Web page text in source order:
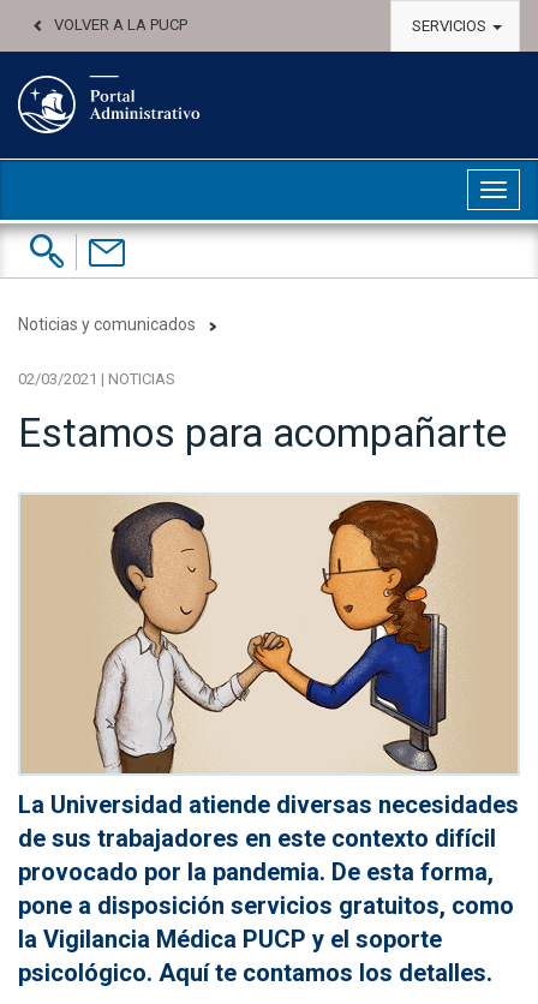
VOLVER A LA PUCP SERVICIOS
Buscar:
Contáctenos
Noticias y comunicados
02/03/2021 | NOTICIAS
Estamos para acompañarte
La Universidad atiende diversas necesidades
de sus trabajadores en este contexto difícil
provocado por la pandemia. De esta forma,
pone a disposición servicios gratuitos, como
la Vigilancia Médica PUCP y el soporte
psicológico. Aquí te contamos los detalles.